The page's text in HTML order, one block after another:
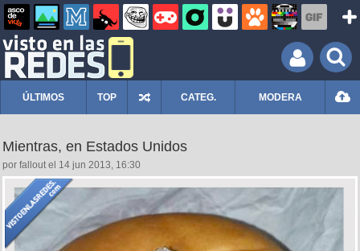
ÚLTIMOS TOP CATEG. MODERA
Mientras, en Estados Unidos
por fallout el 14 jun 2013, 16:30